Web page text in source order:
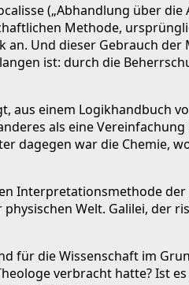
(„Abhandlung über die
Methode,
Und dieser Gebrauch
ist: durch die
aus einem Logikhandbuch
als eine
dagegen war die Chemie,
Interpretationsmethode
Welt. Galilei, der
für die Wissenschaft im
verbracht hatte? Ist